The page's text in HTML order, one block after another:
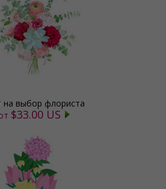
на выбор флориста
$33.00 US